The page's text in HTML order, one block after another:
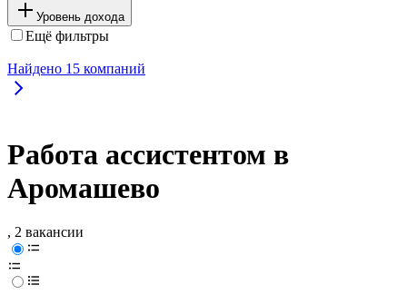
Уровень дохода
Ещё фильтры
Найдено 15 компаний
Работа ассистентом в
Аромашево
, 2 вакансии